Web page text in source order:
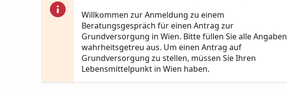
Willkommen zur Anmeldung zu einem
Beratungsgespräch für einen Antrag zur
Grundversorgung in Wien. Bitte füllen Sie alle Angaben
wahrheitsgetreu aus. Um einen Antrag auf
Grundversorgung zu stellen, müssen Sie Ihren
Lebensmittelpunkt in Wien haben.